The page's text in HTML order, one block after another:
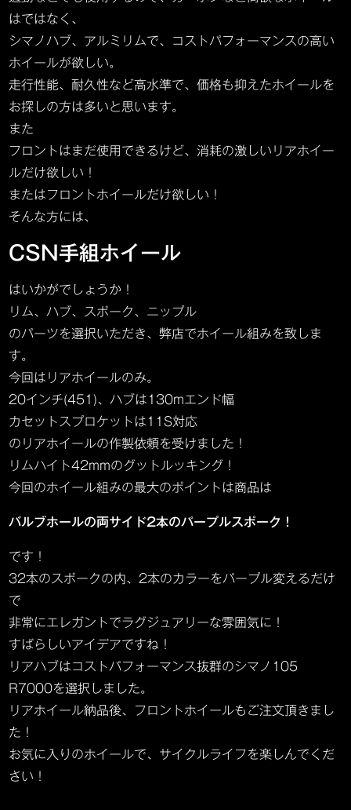
はではなく、
シマノハブ、アルミリムで、コストパフォーマンスの高い
ホイールが欲しい。
走行性能、耐久性など高水準で、価格も抑えたホイールを
お探しの方は多いと思います。
また
フロントはまだ使用できるけど、消耗の激しいリアホイー
ルだけ欲しい！
またはフロントホイールだけ欲しい！
そんな方には、
CSN手組ホイール
はいかがでしょうか！
リム、ハブ、スポーク、ニップル
のパーツを選択いただき、弊店でホイール組みを致しま
す。
今回はリアホイールのみ。
20インチ(451)、ハブは130mエンド幅
カセットスプロケットは11S対応
のリアホイールの作製依頼を受けました！
リムハイト42mmのグットルッキング！
今回のホイール組みの最大のポイントは商品は
バルブホールの両サイド2本のパープルスポーク！
です！
32本のスポークの内、2本のカラーをパープル変えるだけ
で
非常にエレガントでラグジュアリーな雰囲気に！
すばらしいアイデアですね！
リアハブはコストパフォーマンス抜群のシマノ105
R7000を選択しました。
リアホイール納品後、フロントホイールもご注文頂きまし
た！
お気に入りのホイールで、サイクルライフを楽しんでくだ
さい！